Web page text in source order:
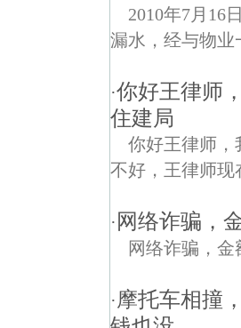
2010年7月16
漏水，经与物业
·你好王律师
住建局
你好王律师，
不好，王律师现
· 网络诈骗，
网络诈骗，
·摩托车相撞